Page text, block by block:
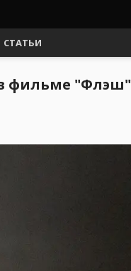
СТАТЬИ
в фильме "Флэш"